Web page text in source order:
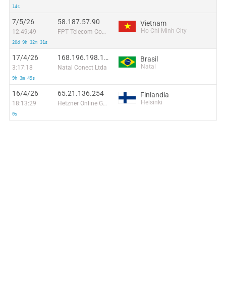
14s
7/5/26
12:49:49
20d 9h 32m 31s
58.187.57.90
FPT Telecom Company
Vietnam
Ho Chi Minh City
17/4/26
3:17:18
9h 3m 49s
168.196.198.143
Natal Conect Ltda
Brasil
Natal
16/4/26
18:13:29
0s
65.21.136.254
Hetzner Online GmbH
Finlandia
Helsinki